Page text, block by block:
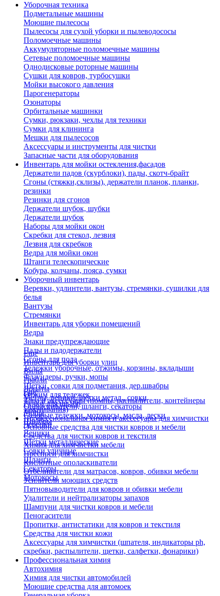
Уборочная техника
Подметальные машины
Моющие пылесосы
Пылесосы для сухой уборки и пылеводососы
Поломоечные машины
Аккумуляторные поломоечные машины
Сетевые поломоечные машины
Однодисковые роторные машины
Сушки для ковров, турбосушки
Мойки высокого давления
Парогенераторы
Озонаторы
Орбитальные машинки
Сумки, рюкзаки, чехлы для техники
Сумки для клининга
Мешки для пылесосов
Аксессуары и инструменты для чистки
Запасные части для оборудования
Инвентарь для мойки остекления,фасадов
Держатели падов (скурблоки), пады, скотч-брайт
Сгоны (стяжки,склизы), держатели планок, планки,
резинки
Резинки для сгонов
Держатели шубок, шубки
Держатели шубок
Наборы для мойки окон
Скребки для стекол, лезвия
Лезвия для скребков
Ведра для мойки окон
Штанги телескопические
Кобура, колчаны, пояса, сумки
Уборочный инвентарь
Веревки, удлинтели, вантузы, стремянки, сушилки для
белья
Вантузы
Стремянки
Инвентарь для уборки помещений
Ведра
Знаки предупреждающие
Пады и падодержатели
Сгоны для пола
Тележки уборочные, отжимы, корзины, вкладыши
Флаундеры, ручки, мопы
Щетки, совки для подметания, дер.швабры
Отжим для тележек
Ручки для швабр
Мопы
Швабры
Еще
Инвентарь для уборки улиц
Вилы
Грабли
Лопаты
Метлы, веники, щетки метал., совки
Опрыскиватели, шланги, секаторы
Садовые тележки, мотокосы, масла, лески
Черенки
Веники
Щетки металлические
Совки уличные
Шланги
Секаторы
Мотокосы
Еще
Тара и аксессуары (помпы, распылители, контейнеры
замачивания)
Профессиональная химия и акссесуары для химчистки
Основные средства для чистки ковров и мебели
Средства для чистки ковров и текстиля
Химия для химчистки мебели
Преспреи для химчистки
Кислотные ополаскиватели
Отбеливатели для матрасов, ковров, обивки мебели
Усилители моющих средств
Пятновыводители для ковров и обивки мебели
Удалители и нейтрализаторы запахов
Шампуни для чистки ковров и мебели
Пеногасители
Пропитки, антистатики для ковров и текстиля
Средства для чистки кожи
Аксессуары для химчистки (шпателя, индикаторы ph,
скребки, распылители, щетки, салфетки, фонарики)
Профессиональная химия
Автохимия
Химия для чистки автомобилей
Моющие средства для автомоек